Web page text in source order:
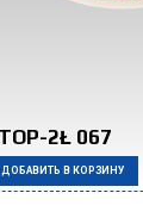
TOP-2Ł 067
ДОБАВИТЬ В КОРЗИНУ